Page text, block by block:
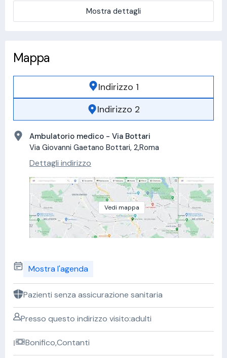
Mostra dettagli
Mappa
Indirizzo 1
Indirizzo 2
Ambulatorio medico - Via Bottari
Via Giovanni Gaetano Bottari, 2,Roma
Dettagli indirizzo
Vedi mappa
Mostra l'agenda
Pazienti senza assicurazione sanitaria
Presso questo indirizzo visito:adulti
Bonifico,Contanti